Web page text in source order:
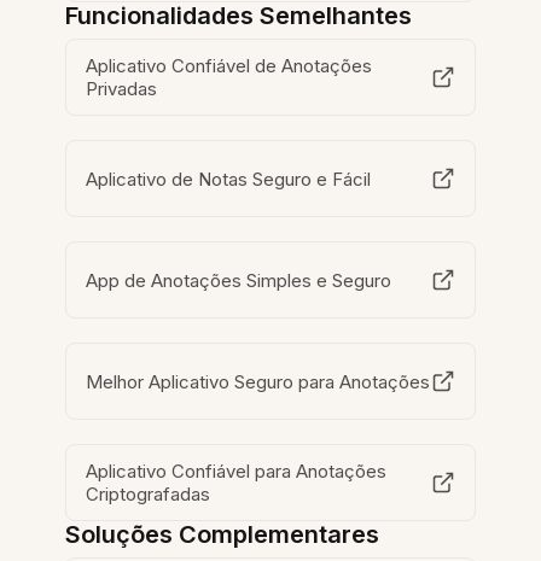
Funcionalidades Semelhantes
Aplicativo Confiável de Anotações
Privadas
Aplicativo de Notas Seguro e Fácil
App de Anotações Simples e Seguro
Melhor Aplicativo Seguro para Anotações
Aplicativo Confiável para Anotações
Criptografadas
Soluções Complementares